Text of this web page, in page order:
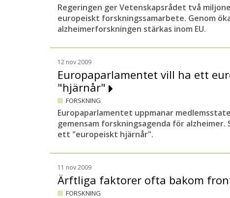
Regeringen ger Vetenskapsrådet två
europeiskt forskningssamarbete. Genom
alzheimerforskningen stärkas inom EU.
12 nov 2009
Europaparlamentet vill ha ett
"hjärnår"
FORSKNING
Europaparlamentet uppmanar
gemensam forskningsagenda för
ett "europeiskt hjärnår".
11 nov 2009
Ärftliga faktorer ofta bakom
FORSKNING